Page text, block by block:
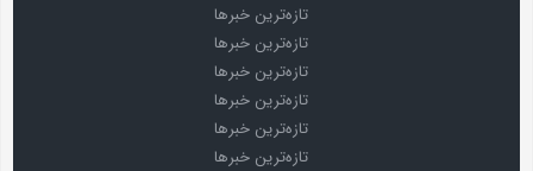
تازه‌ترین خبرها
تازه‌ترین خبرها
تازه‌ترین خبرها
تازه‌ترین خبرها
تازه‌ترین خبرها
تازه‌ترین خبرها